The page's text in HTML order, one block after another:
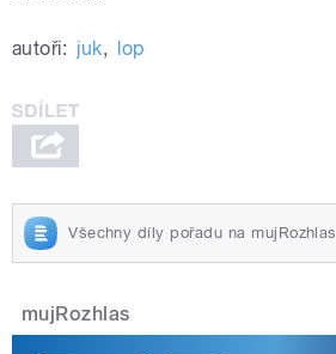
autoři: juk, lop
Všechny díly pořadu na mujRozhlas
mujRozhlas